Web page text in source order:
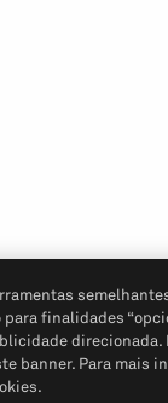
finalidades
banner. Para mais